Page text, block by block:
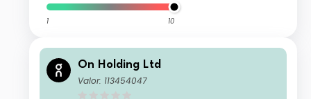
1 10
On Holding Ltd
Valor: 113454047